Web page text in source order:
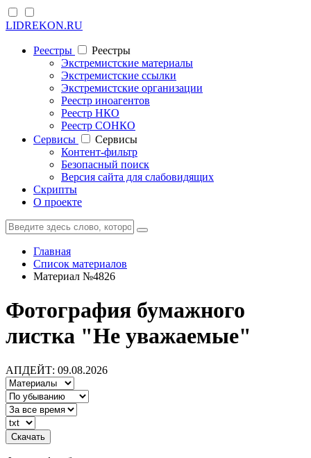
LIDREKON.RU
Реестры
Реестры
Экстремистские материалы
Экстремистские ссылки
Экстремистские организации
Реестр иноагентов
Реестр НКО
Реестр СОНКО
Cервисы
Cервисы
Контент-фильтр
Безопасный поиск
Версия сайта для слабовидящих
Скрипты
О проекте
Главная
Список материалов
Материал №4826
Фотография бумажного
листка "Не уважаемые"
АПДЕЙТ: 09.08.2026